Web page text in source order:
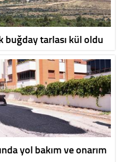
tarlası kül oldu
yol bakım ve onarım